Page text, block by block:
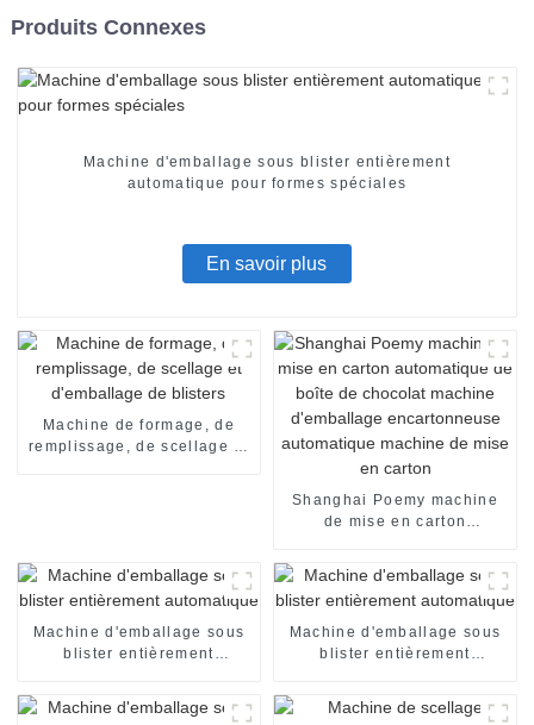
Produits Connexes
Machine d'emballage sous blister entièrement
automatique pour formes spéciales
En savoir plus
Machine de formage, de
remplissage, de scellage et
Shanghai Poemy machine
de mise en carton
d'emballage encartonneuse
automatique machine de
mise en carton
Machine d'emballage sous
blister entièrement
Machine d'emballage sous
blister entièrement